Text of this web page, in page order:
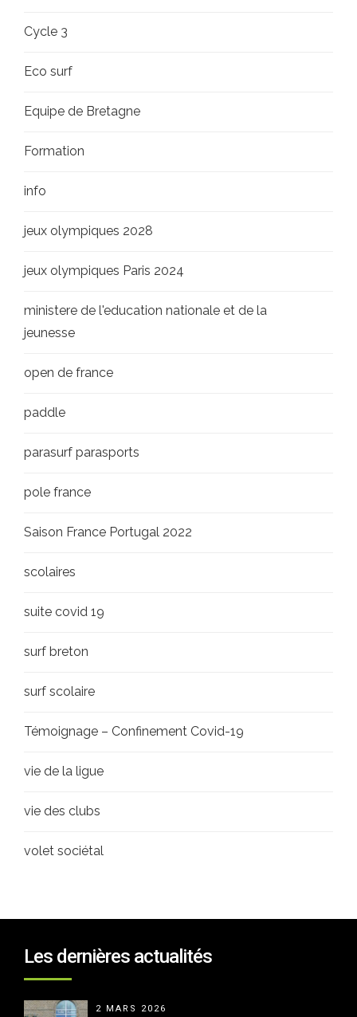
Cycle 3
Eco surf
Equipe de Bretagne
Formation
info
jeux olympiques 2028
jeux olympiques Paris 2024
ministere de l'education nationale et de la
jeunesse
open de france
paddle
parasurf parasports
pole france
Saison France Portugal 2022
scolaires
suite covid 19
surf breton
surf scolaire
Témoignage – Confinement Covid-19
vie de la ligue
vie des clubs
volet sociétal
Les dernières actualités
2 MARS 2026